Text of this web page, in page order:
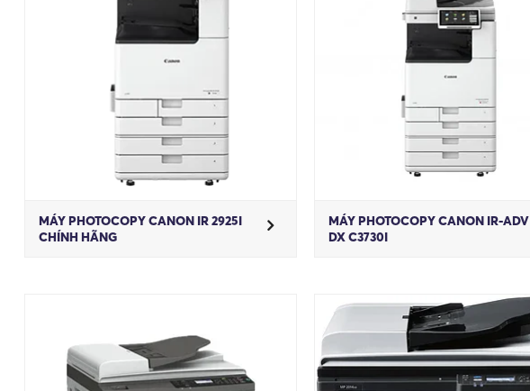
MÁY PHOTOCOPY CANON IR 2925I
CHÍNH HÃNG
MÁY PHOTOCOPY CANON IR-ADV
DX C3730I